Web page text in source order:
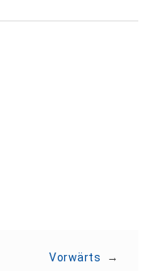
Vorwärts →